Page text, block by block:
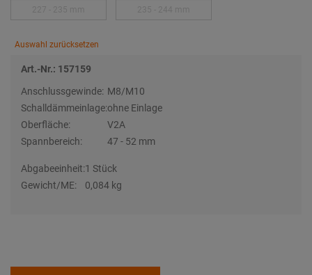
Auswahl zurücksetzen
Art.-Nr.: 157159
Anschlussgewinde: M8/M10
Schalldämmeinlage:ohne Einlage
Oberfläche:
V2A
Spannbereich:
47 - 52 mm
Abgabeeinheit:1 Stück
Gewicht/ME:
0,084 kg